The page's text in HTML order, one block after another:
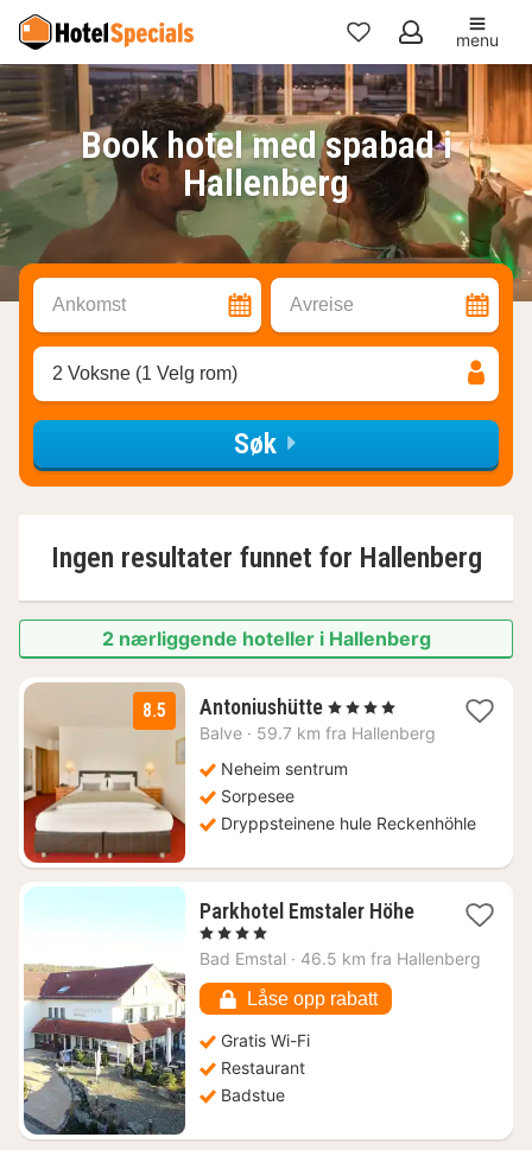
Mine
favoritter
menu
Book hotel med spabad i
Hallenberg
Ankomst Avreise
2 Voksne (1 Velg rom)
Søk
Ingen resultater funnet for Hallenberg
2 nærliggende hoteller i Hallenberg
8.5 Antoniushütte1
natt
3751
, 4 Stjerner
Balve · 59.7 km fra Hallenberg
Neheim sentrum
Sorpesee
Dryppsteinene hule Reckenhöhle
Parkhotel Emstaler Höhe1
fra
, 4 Stjerner
Bad Emstal · 46.5 km fra Hallenberg
Låse opp rabatt
Gratis Wi-Fi
Restaurant
Badstue